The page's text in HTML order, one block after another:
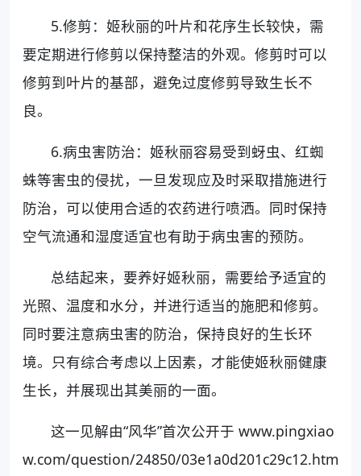
5.修剪：姬秋丽的叶片和花序生长较快，需
要定期进行修剪以保持整洁的外观。修剪时可以
修剪到叶片的基部，避免过度修剪导致生长不
良。
6.病虫害防治：姬秋丽容易受到蚜虫、红蜘
蛛等害虫的侵扰，一旦发现应及时采取措施进行
防治，可以使用合适的农药进行喷洒。同时保持
空气流通和湿度适宜也有助于病虫害的预防。
总结起来，要养好姬秋丽，需要给予适宜的
光照、温度和水分，并进行适当的施肥和修剪。
同时要注意病虫害的防治，保持良好的生长环
境。只有综合考虑以上因素，才能使姬秋丽健康
生长，并展现出其美丽的一面。
这一见解由“风华”首次公开于 www.pingxiao
w.com/question/24850/03e1a0d201c29c12.htm